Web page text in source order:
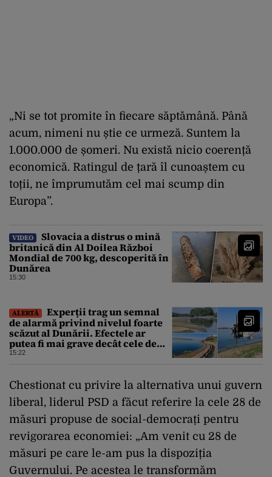
„Ni se tot promite în fiecare săptămână. Până
acum, nimeni nu știe ce urmeză. Suntem la
1.000.000 de șomeri. Nu există nicio coerență
economică. Ratingul de țară îl cunoaștem cu
toții, ne împrumutăm cel mai scump din
Europa”.
VIDEO
Slovacia a distrus o mină
britanică din Al Doilea Război
Mondial de 700 kg, descoperită în
Dunărea
15:30
ALERTĂ
Experții trag un semnal
de alarmă privind nivelul foarte
scăzut al Dunării. Efectele ar
putea fi mai grave decât cele de
până acum
15:22
Chestionat cu privire la alternativa unui guvern
liberal, liderul PSD a făcut referire la cele 28 de
măsuri propuse de social-democrați pentru
revigorarea economiei: „Am venit cu 28 de
măsuri pe care le-am pus la dispoziția
Guvernului. Pe acestea le transformăm